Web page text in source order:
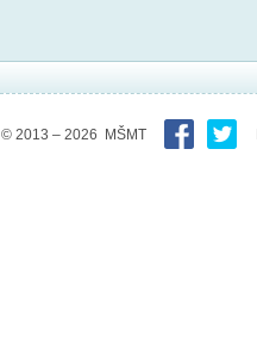
© 2013 – 2026 MŠMT